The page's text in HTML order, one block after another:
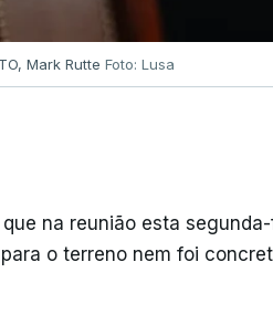
Mark Rutte Foto: Lusa
na reunião esta
o terreno nem foi